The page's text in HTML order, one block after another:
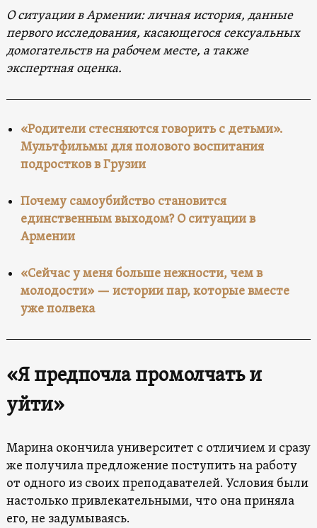
О ситуации в Армении: личная история, данные
первого исследования, касающегося сексуальных
домогательств на рабочем месте, а также
экспертная оценка.
«Родители стесняются говорить с детьми».
Мультфильмы для полового воспитания
подростков в Грузии
Почему самоубийство становится
единственным выходом? О ситуации в
Армении
«Сейчас у меня больше нежности, чем в
молодости» — истории пар, которые вместе
уже полвека
«Я предпочла промолчать и
уйти»
Марина окончила университет с отличием и сразу
же получила предложение поступить на работу
от одного из своих преподавателей. Условия были
настолько привлекательными, что она приняла
его, не задумываясь.